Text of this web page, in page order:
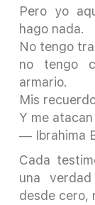
Pero yo
hago nada.
No tengo
no tengo
armario.
Mis
Y me
― Ibrahima
Cada
una
desde cero,